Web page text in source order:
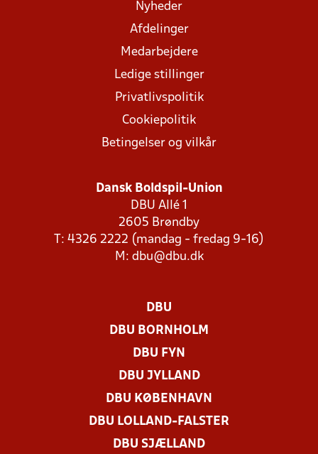
Nyheder
Afdelinger
Medarbejdere
Ledige stillinger
Privatlivspolitik
Cookiepolitik
Betingelser og vilkår
Dansk Boldspil-Union
DBU Allé 1
2605 Brøndby
T: 4326 2222 (mandag - fredag 9-16)
M: dbu@dbu.dk
DBU
DBU BORNHOLM
DBU FYN
DBU JYLLAND
DBU KØBENHAVN
DBU LOLLAND-FALSTER
DBU SJÆLLAND